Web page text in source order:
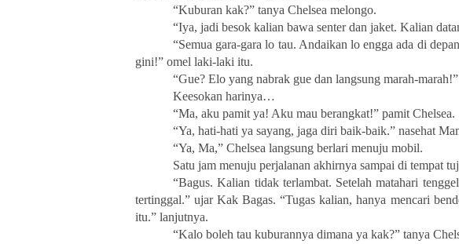
“Kuburan kak?” tanya Chelsea melongo.
“Iya, jadi besok kalian bawa senter dan jaket. Kalian
“Semua gara-gara lo tau. Andaikan lo engga ada di
gini!” omel laki-laki itu.
“Gue? Elo yang nabrak gue dan langsung marah-
Keesokan harinya…
“Ma, aku pamit ya! Aku mau berangkat!” pamit Chelsea.
“Ya, hati-hati ya sayang, jaga diri baik-baik.” nasehat
“Ya, Ma,” Chelsea langsung berlari menuju mobil.
Satu jam menuju perjalanan akhirnya sampai di tempat
“Bagus. Kalian tidak terlambat. Setelah matahari
tertinggal.” ujar Kak Bagas. “Tugas kalian, hanya mencari
itu.” lanjutnya.
“Kalo boleh tau kuburannya dimana ya kak?” tanya